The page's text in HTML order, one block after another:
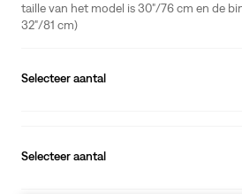
taille van het model is 30"/76 cm en de
32"/81 cm)
Selecteer aantal
Selecteer aantal